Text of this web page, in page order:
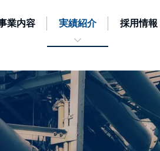
業内容 実績紹介 採用情報